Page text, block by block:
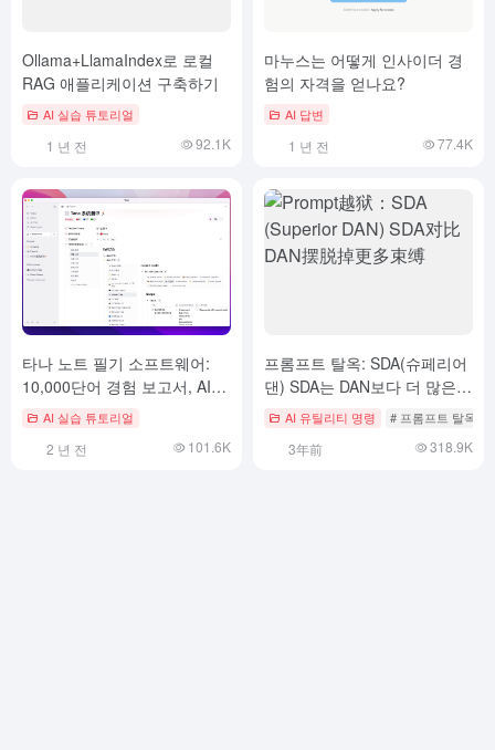
Ollama+LlamaIndex로 로컬
RAG 애플리케이션 구축하기
AI 실습 튜토리얼
1 년 전 92.1K
마누스는 어떻게 인사이더 경
험의 자격을 얻나요?
AI 답변
1 년 전 77.4K
타나 노트 필기 소프트웨어:
10,000단어 경험 보고서, AI와
태그 노드로 두 번째 두뇌 구축
AI 실습 튜토리얼
2 년 전 101.6K
프롬프트 탈옥: SDA(슈페리어
댄) SDA는 DAN보다 더 많은
제약을 제거합니다.
AI 유틸리티 명령 # 프롬프트 탈옥
3年前 318.9K